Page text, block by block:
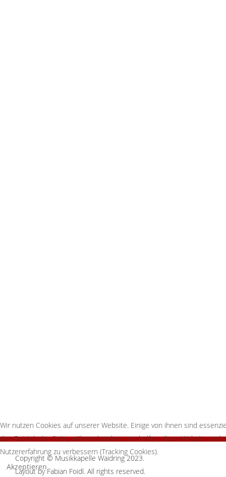
Copyright © Musikkapelle Waidring 2023.
Layout by Fabian Foidl. All rights reserved.
Wir nutzen Cookies auf unserer Website. Einige von ihnen sind
den Betrieb der Seite, während andere uns helfen, diese Website und
Nutzererfahrung zu verbessern (Tracking Cookies).
Akzeptieren